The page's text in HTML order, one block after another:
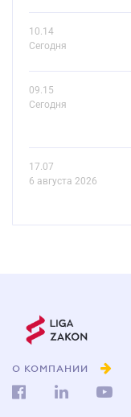
10.14
Сегодня
09.15
Сегодня
17.07
6 августа 2026
О КОМПАНИИ